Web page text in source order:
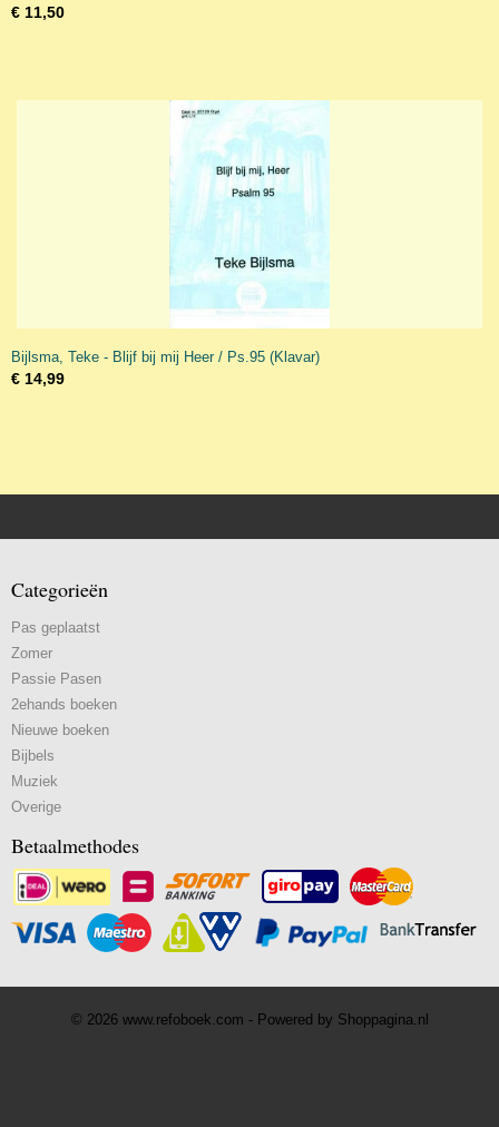
€ 11,50
Bijlsma, Teke - Blijf bij mij Heer / Ps.95 (Klavar)
€ 14,99
Categorieën
Pas geplaatst
Zomer
Passie Pasen
2ehands boeken
Nieuwe boeken
Bijbels
Muziek
Overige
Betaalmethodes
© 2026 www.refoboek.com - Powered by Shoppagina.nl